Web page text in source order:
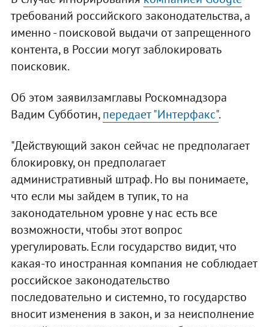
требований российского законодательства, а
именно - поисковой выдачи от запрещенного
контента, в России могут заблокировать
поисковик.
Об этом заявилзамглавы Роскомнадзора
Вадим Субботин,передает "Интерфакс".
"Действующий закон сейчас не предполагает
блокировку, он предполагает
административный штраф. Но вы понимаете,
что если мы зайдем в тупик, то на
законодательном уровне у нас есть все
возможности, чтобы этот вопрос
урегулировать. Если государство видит, что
какая-то иностранная компания не соблюдает
российское законодательство
последовательно и системно, то государство
вносит изменения в закон, и за неисполнение